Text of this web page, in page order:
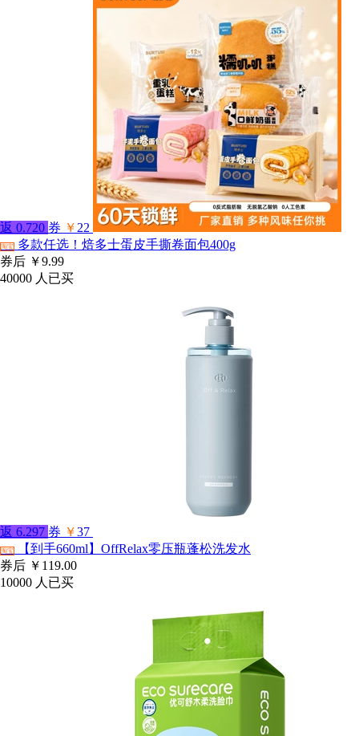
返 0.720 券 ￥ 22
淘宝
多款任选！焙多士蛋皮手撕卷面包400g
券后 ￥9.99
40000 人已买
返 6.297 券 ￥37
淘宝
【到手660ml】OffRelax零压瓶蓬松洗发水
券后 ￥119.00
10000 人已买